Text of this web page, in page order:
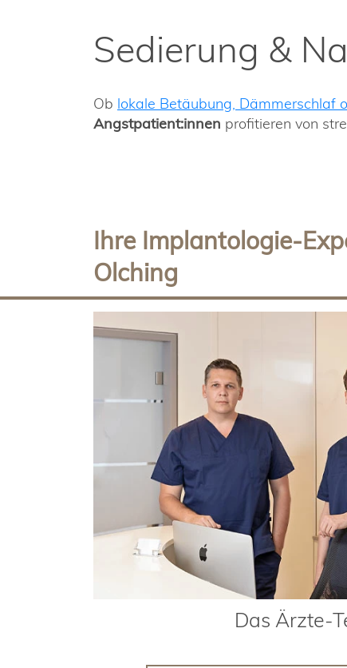
Sedierung &
Ob lokale Betäubung, Dämmerschlaf
Angstpatient:innen profitieren von
Ihre Implantologie-
Olching
Das Ärzte-